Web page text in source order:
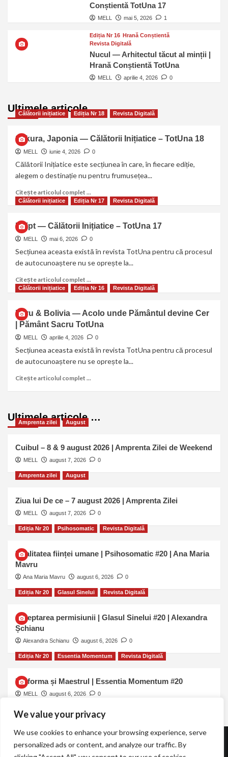
We value your privacy
We use cookies to enhance your browsing experience, serve
personalized ads or content, and analyze our traffic. By
Conștientă TotUna 17
MELL mai 5, 2026 1
Ediția Nr 16 Hrană Conștientă
Revista Digitală
Nucul — Arhitectul tăcut al minții |
Hrană Conștientă TotUna
MELL aprilie 4, 2026 0
Ultimele articole
Călătorii inițiatice Ediția Nr 18 Revista Digitală
Sakura, Japonia — Călătorii Inițiatice – TotUna 18
MELL iunie 4, 2026 0
Călătorii Inițiatice este secțiunea în care, în fiecare ediție,
alegem o destinație nu pentru frumusețea...
Citește articolul complet ...
Călătorii inițiatice Ediția Nr 17 Revista Digitală
Egipt — Călătorii Inițiatice – TotUna 17
MELL mai 6, 2026 0
Secțiunea aceasta există în revista TotUna pentru că procesul
de autocunoaștere nu se oprește la...
Citește articolul complet ...
Călătorii inițiatice Ediția Nr 16 Revista Digitală
Peru & Bolivia — Acolo unde Pământul devine Cer
| Pământ Sacru TotUna
MELL aprilie 4, 2026 0
Secțiunea aceasta există în revista TotUna pentru că procesul
de autocunoaștere nu se oprește la...
Citește articolul complet ...
Ultimele articole …
Amprenta zilei August
Cuibul – 8 & 9 august 2026 | Amprenta Zilei de Weekend
MELL august 7, 2026 0
Amprenta zilei August
Ziua lui De ce – 7 august 2026 | Amprenta Zilei
MELL august 7, 2026 0
Ediția Nr 20 Psihosomatic Revista Digitală
Dualitatea ființei umane | Psihosomatic #20 | Ana Maria
Mavru
Ana Maria Mavru august 6, 2026 0
Ediția Nr 20 Glasul Sinelui Revista Digitală
Așteptarea permisiunii | Glasul Sinelui #20 | Alexandra
Șchianu
Alexandra Schianu august 6, 2026 0
Ediția Nr 20 Essentia Momentum Revista Digitală
Uniforma și Maestrul | Essentia Momentum #20
MELL august 6, 2026 0
Revista TOT.UNA | Essentia Momentum